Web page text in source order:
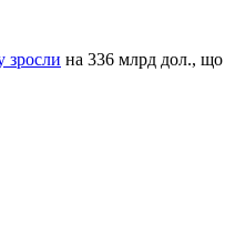
зросли на 336 млрд дол., що